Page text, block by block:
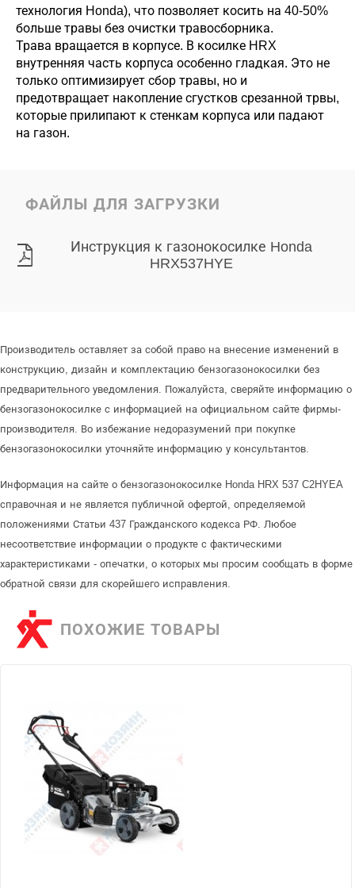
технология Honda), что позволяет косить на 40-50%
больше травы без очистки травосборника.
Трава вращается в корпусе. В косилке HRX
внутренняя часть корпуса особенно гладкая. Это не
только оптимизирует сбор травы, но и
предотвращает накопление сгустков срезанной трвы,
которые прилипают к стенкам корпуса или падают
на газон.
ФАЙЛЫ ДЛЯ ЗАГРУЗКИ
Инструкция к газонокосилке Honda
HRX537HYE
Производитель оставляет за собой право на внесение изменений в
конструкцию, дизайн и комплектацию бензогазонокосилки без
предварительного уведомления. Пожалуйста, сверяйте информацию о
бензогазонокосилке с информацией на официальном сайте фирмы-
производителя. Во избежание недоразумений при покупке
бензогазонокосилки уточняйте информацию у консультантов.
Информация на сайте о бензогазонокосилке Honda HRX 537 C2HYEA
справочная и не является публичной офертой, определяемой
положениями Статьи 437 Гражданского кодекса РФ. Любое
несоответствие информации о продукте с фактическими
характеристиками - опечатки, о которых мы просим сообщать в форме
обратной связи для скорейшего исправления.
ПОХОЖИЕ ТОВАРЫ